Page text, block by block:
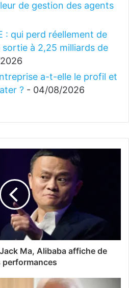
de gestion des agents
: qui perd réellement de
sortie à 2,25 milliards de
a-t-elle le profil et
? - 04/08/2026
Ma, Alibaba affiche de
performances